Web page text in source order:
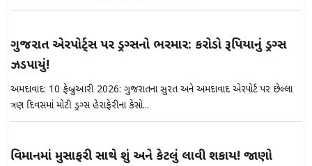
ગુજરાત એરપોર્ટ્સ પર ડ્રગ્સનો ભરમાર: કરોડો રૂપિયાનું ડ્રગ્સ
ઝડપાયું!
અમદાવાદ: 10 ફેબ્રુઆરી 2026: ગુજરાતના સુરત અને અમદાવાદ એરપોર્ટ પર છેલ્લા
ત્રણ દિવસમાં મોટી ડ્રગ્સ હેરાફેરીના કેસો...
વિમાનમાં મુસાફરી સાથે શું અને કેટલું લાવી શકાય! જાણો